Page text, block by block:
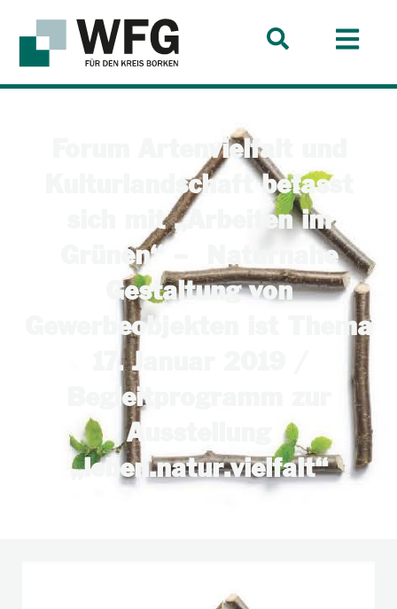
Forum Artenvielfalt und
Kulturlandschaft befasst
sich mit „Arbeiten im
Grünen“ – Naturnahe
Gestaltung von
Gewerbeobjekten ist Thema
17. Januar 2019 /
Begleitprogramm zur
Ausstellung
„leben.natur.vielfalt“